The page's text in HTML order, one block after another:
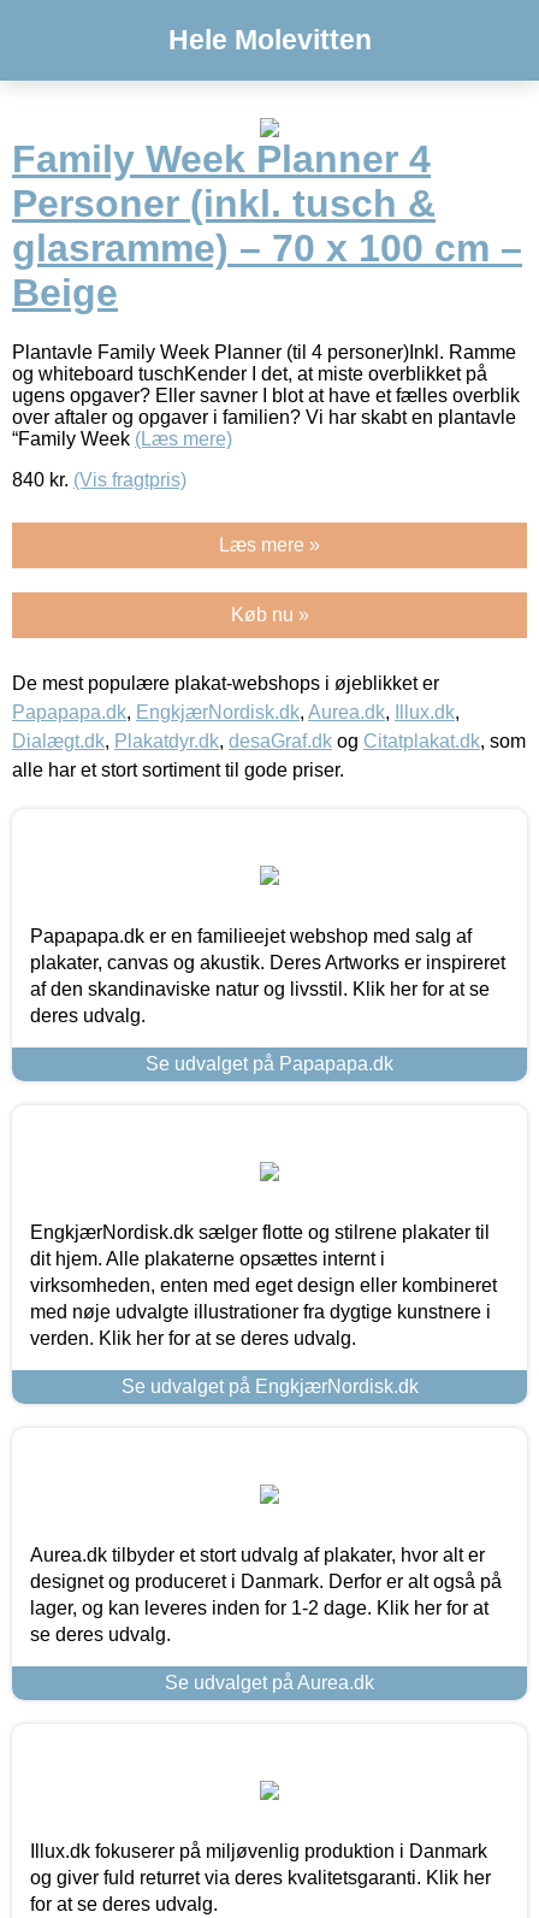
Hele Molevitten
Family Week Planner 4
Personer (inkl. tusch &
glasramme) – 70 x 100 cm –
Beige
Plantavle Family Week Planner (til 4 personer)Inkl. Ramme
og whiteboard tuschKender I det, at miste overblikket på
ugens opgaver? Eller savner I blot at have et fælles overblik
over aftaler og opgaver i familien? Vi har skabt en plantavle
“Family Week (Læs mere)
840 kr. (Vis fragtpris)
Læs mere »
Køb nu »
De mest populære plakat-webshops i øjeblikket er
Papapapa.dk, EngkjærNordisk.dk, Aurea.dk, Illux.dk,
Dialægt.dk, Plakatdyr.dk, desaGraf.dk og Citatplakat.dk, som
alle har et stort sortiment til gode priser.
Papapapa.dk er en familieejet webshop med salg af
plakater, canvas og akustik. Deres Artworks er inspireret
af den skandinaviske natur og livsstil. Klik her for at se
deres udvalg.
Se udvalget på Papapapa.dk
EngkjærNordisk.dk sælger flotte og stilrene plakater til
dit hjem. Alle plakaterne opsættes internt i
virksomheden, enten med eget design eller kombineret
med nøje udvalgte illustrationer fra dygtige kunstnere i
verden. Klik her for at se deres udvalg.
Se udvalget på EngkjærNordisk.dk
Aurea.dk tilbyder et stort udvalg af plakater, hvor alt er
designet og produceret i Danmark. Derfor er alt også på
lager, og kan leveres inden for 1-2 dage. Klik her for at
se deres udvalg.
Se udvalget på Aurea.dk
Illux.dk fokuserer på miljøvenlig produktion i Danmark
og giver fuld returret via deres kvalitetsgaranti. Klik her
for at se deres udvalg.